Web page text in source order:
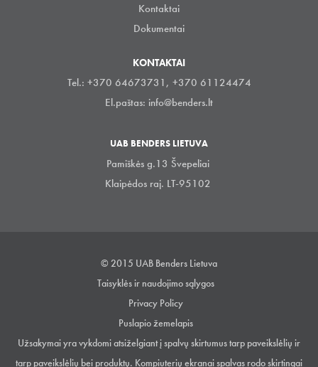
Kontaktai
Dokumentai
KONTAKTAI
Tel.: +370 64673731, +370 61124474
El.paštas: info@benders.lt
UAB BENDERS LIETUVA
Pamiškės g.13 Švepeliai
Klaipėdos raj. LT-95102
© 2015 UAB Benders Lietuva
Taisyklės ir naudojimo sąlygos
Privacy Policy
Puslapio žemelapis
Užsakymai yra vykdomi atsiželgiant į spalvų skirtumus tarp paveikslėlių ir
tarp paveikslėlių bei produktų. Kompiuterių ekranai spalvas rodo skirtingai